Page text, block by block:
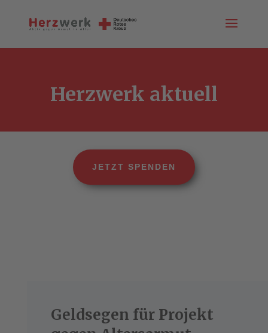
Herzwerk aktuell
JETZT SPENDEN
Geldsegen für Projekt